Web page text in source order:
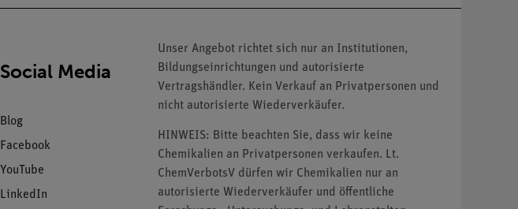
Social Media
Blog
Facebook
YouTube
LinkedIn
Unser Angebot richtet sich nur an Institutionen,
Bildungseinrichtungen und autorisierte
Vertragshändler. Kein Verkauf an Privatpersonen und
nicht autorisierte Wiederverkäufer.
HINWEIS: Bitte beachten Sie, dass wir keine
Chemikalien an Privatpersonen verkaufen. Lt.
ChemVerbotsV dürfen wir Chemikalien nur an
autorisierte Wiederverkäufer und öffentliche